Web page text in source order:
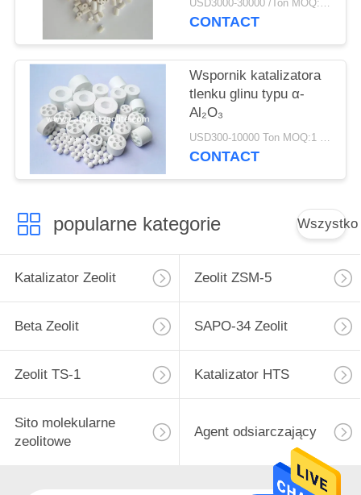
USD3000-30000 /Ton MOQ:1 KG
CONTACT
Wspornik katalizatora
tlenku glinu typu α-
Al₂O₃
USD300-10000 Ton MOQ:1 KG
CONTACT
popularne kategorie Wszystko
Katalizator Zeolit Zeolit ​​ZSM-5
Beta Zeolit SAPO-34 Zeolit
Zeolit ​​TS-1 Katalizator HTS
Sito molekularne
zeolitowe
Agent odsiarczający